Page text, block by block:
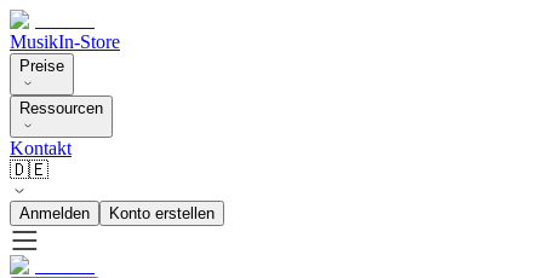
MusikIn-Store
Preise
Ressourcen
Kontakt
🇩🇪
Anmelden Konto erstellen